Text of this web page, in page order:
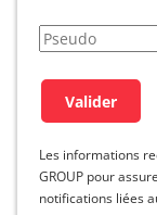
Les informations
GROUP pour
notifications liées